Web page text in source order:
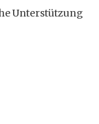
Unterstützung